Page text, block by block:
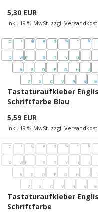
5,30 EUR
inkl. 19 % MwSt. zzgl.
Tastaturaufkleber
Schriftfarbe Blau
5,59 EUR
inkl. 19 % MwSt. zzgl.
Tastaturaufkleber
Schriftfarbe